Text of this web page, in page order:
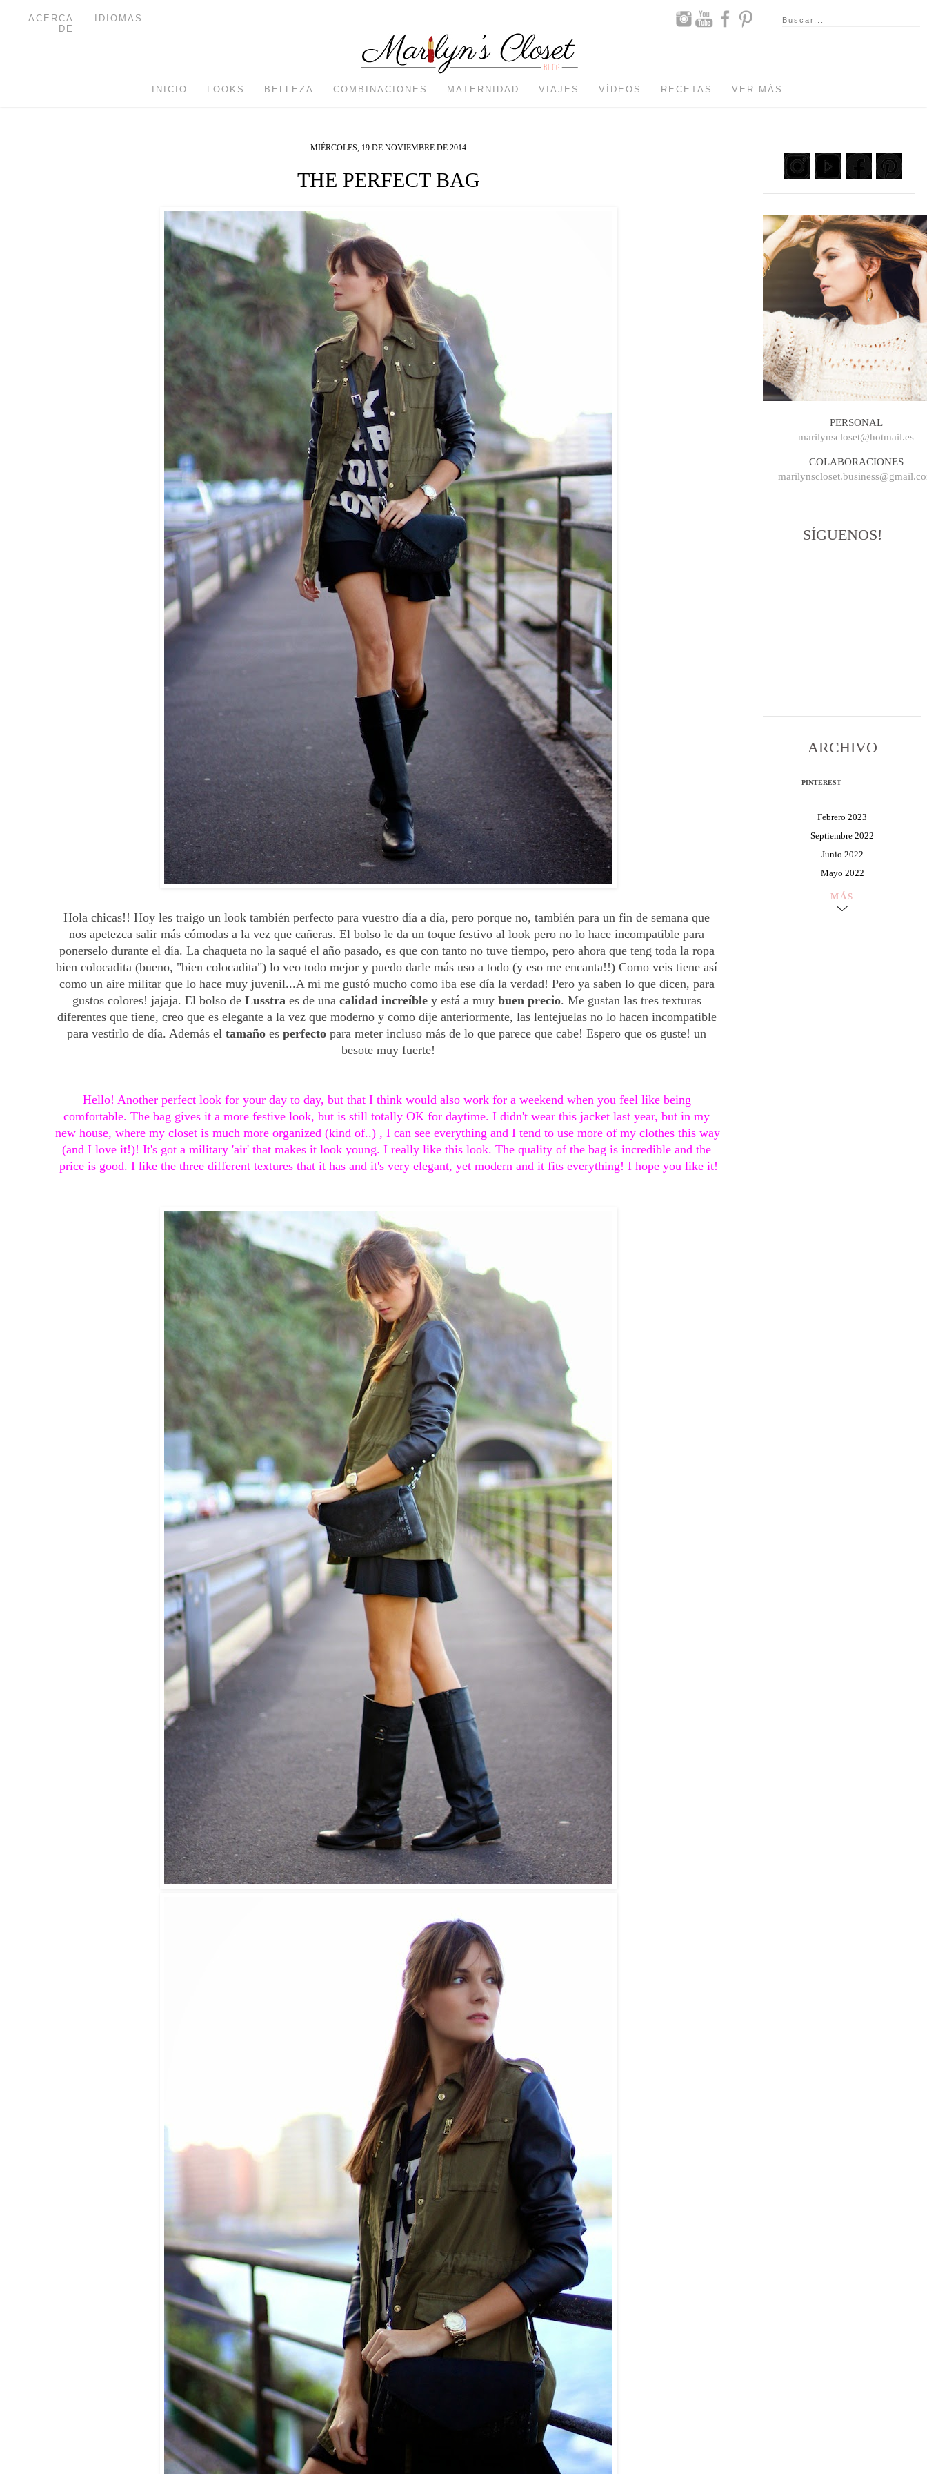
ACERCA
DE
IDIOMAS
INICIO LOOKS BELLEZA COMBINACIONES MATERNIDAD VIAJES VÍDEOS RECETAS VER MÁS
MIÉRCOLES, 19 DE NOVIEMBRE DE 2014
THE PERFECT BAG
Hola chicas!! Hoy les traigo un look también perfecto para vuestro día a día, pero porque no, también para un fin de semana que
nos apetezca salir más cómodas a la vez que cañeras. El bolso le da un toque festivo al look pero no lo hace incompatible para
ponerselo durante el día. La chaqueta no la saqué el año pasado, es que con tanto no tuve tiempo, pero ahora que teng toda la ropa
bien colocadita (bueno, "bien colocadita") lo veo todo mejor y puedo darle más uso a todo (y eso me encanta!!) Como veis tiene así
como un aire militar que lo hace muy juvenil...A mi me gustó mucho como iba ese día la verdad! Pero ya saben lo que dicen, para
gustos colores! jajaja. El bolso de Lusstra es de una calidad increíble y está a muy buen precio. Me gustan las tres texturas
diferentes que tiene, creo que es elegante a la vez que moderno y como dije anteriormente, las lentejuelas no lo hacen incompatible
para vestirlo de día. Además el tamaño es perfecto para meter incluso más de lo que parece que cabe! Espero que os guste! un
besote muy fuerte!
Hello! Another perfect look for your day to day, but that I think would also work for a weekend when you feel like being
comfortable. The bag gives it a more festive look, but is still totally OK for daytime. I didn't wear this jacket last year, but in my
new house, where my closet is much more organized (kind of..) , I can see everything and I tend to use more of my clothes this way
(and I love it!)! It's got a military 'air' that makes it look young. I really like this look. The quality of the bag is incredible and the
price is good. I like the three different textures that it has and it's very elegant, yet modern and it fits everything! I hope you like it!
PERSONAL
marilynscloset@hotmail.es
COLABORACIONES
SÍGUENOS!
ARCHIVO
PINTEREST
Febrero 2023
Septiembre 2022
Junio 2022
Mayo 2022
MÁS